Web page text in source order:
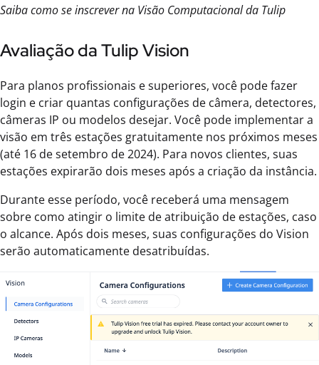
Saiba como se inscrever na Visão Computacional da Tulip
Avaliação da Tulip Vision
Para planos profissionais e superiores, você pode fazer
login e criar quantas configurações de câmera, detectores,
câmeras IP ou modelos desejar. Você pode implementar a
visão em três estações gratuitamente nos próximos meses
(até 16 de setembro de 2024). Para novos clientes, suas
estações expirarão dois meses após a criação da instância.
Durante esse período, você receberá uma mensagem
sobre como atingir o limite de atribuição de estações, caso
o alcance. Após dois meses, suas configurações do Vision
serão automaticamente desatribuídas.